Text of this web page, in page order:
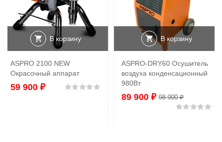
В корзину
ASPRO 2100 NEW
Окрасочный аппарат
59 900 ₽ Оценка0из 5
В корзину
ASPRO-DRY60 Осушитель
воздуха конденсационный
980Вт
98 900₽
89 900 ₽